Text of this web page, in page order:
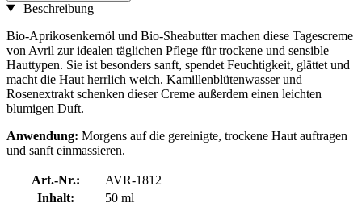
Beschreibung
Bio-Aprikosenkernöl und Bio-Sheabutter machen diese Tagescreme
von Avril zur idealen täglichen Pflege für trockene und sensible
Hauttypen. Sie ist besonders sanft, spendet Feuchtigkeit, glättet und
macht die Haut herrlich weich. Kamillenblütenwasser und
Rosenextrakt schenken dieser Creme außerdem einen leichten
blumigen Duft.
Anwendung: Morgens auf die gereinigte, trockene Haut auftragen
und sanft einmassieren.
Art.-Nr.:
AVR-1812
Inhalt:
50 ml